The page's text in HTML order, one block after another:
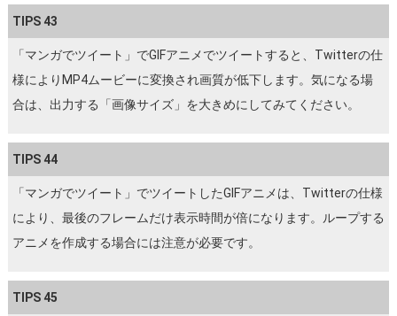
TIPS 43
「マンガでツイート」でGIFアニメでツイートすると、Twitterの仕
様によりMP4ムービーに変換され画質が低下します。気になる場
合は、出力する「画像サイズ」を大きめにしてみてください。
TIPS 44
「マンガでツイート」でツイートしたGIFアニメは、Twitterの仕様
により、最後のフレームだけ表示時間が倍になります。ループする
アニメを作成する場合には注意が必要です。
TIPS 45